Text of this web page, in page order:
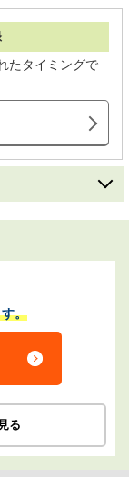
たタイミングで
。
る